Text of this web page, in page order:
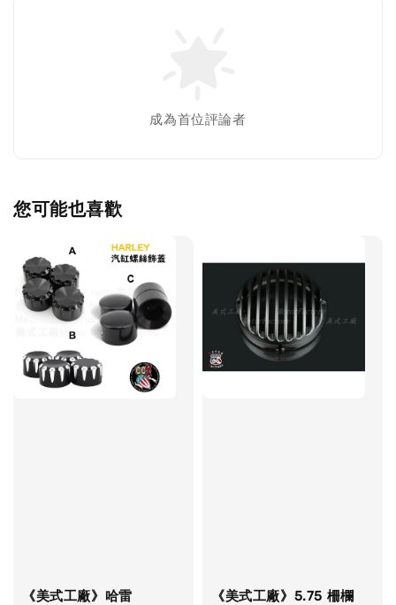
成為首位評論者
您可能也喜歡
《美式工廠》哈雷
《美式工廠》5.75 柵欄